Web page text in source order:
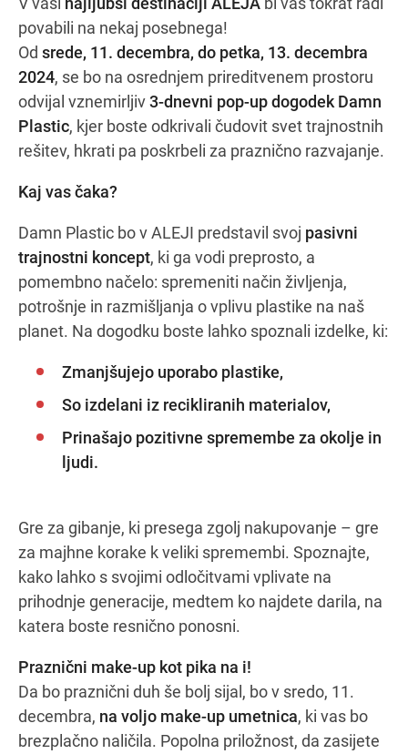
Navodila za pot
povabili na nekaj posebnega!
Od srede, 11. decembra, do petka, 13. decembra
2024, se bo na osrednjem prireditvenem prostoru
odvijal vznemirljiv3-dnevni pop-up dogodek Damn
Plastic, kjer boste odkrivali čudovit svet trajnostnih
rešitev, hkrati pa poskrbeli za praznično razvajanje.
Kaj vas čaka?
Damn Plastic bo v ALEJI predstavil svoj pasivni
trajnostni koncept, ki ga vodi preprosto, a
pomembno načelo: spremeniti način življenja,
potrošnje in razmišljanja o vplivu plastike na naš
planet. Na dogodku boste lahko spoznali izdelke, ki:
Zmanjšujejo uporabo plastike,
So izdelani iz recikliranih materialov,
Prinašajo pozitivne spremembe za okolje in
ljudi.
Gre za gibanje, ki presega zgolj nakupovanje – gre
za majhne korake k veliki spremembi. Spoznajte,
kako lahko s svojimi odločitvami vplivate na
prihodnje generacije, medtem ko najdete darila, na
katera boste resnično ponosni.
Praznični make-up kot pika na i!
Da bo praznični duh še bolj sijal, bo v sredo, 11.
decembra, na voljo make-up umetnica, ki vas bo
brezplačno naličila. Popolna priložnost, da zasijete